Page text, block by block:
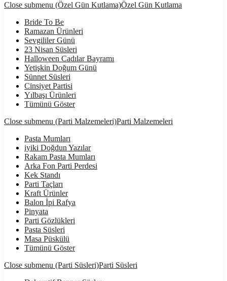
Close submenu (Özel Gün Kutlama)Özel Gün Kutlama
Bride To Be
Ramazan Ürünleri
Sevgililer Günü
23 Nisan Süsleri
Halloween Cadılar Bayramı
Yetişkin Doğum Günü
Sünnet Süsleri
Cinsiyet Partisi
Yılbaşı Ürünleri
Tümünü Göster
Close submenu (Parti Malzemeleri)Parti Malzemeleri
Pasta Mumları
iyiki Doğdun Yazılar
Rakam Pasta Mumları
Arka Fon Parti Perdesi
Kek Standı
Parti Taçları
Kraft Ürünler
Balon İpi Rafya
Pinyata
Parti Gözlükleri
Pasta Süsleri
Masa Püskülü
Tümünü Göster
Close submenu (Parti Süsleri)Parti Süsleri